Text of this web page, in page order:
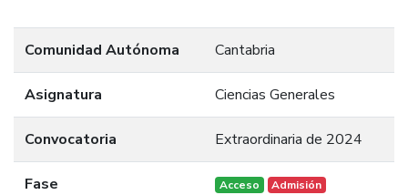
Comunidad Autónoma Cantabria
Asignatura Ciencias Generales
Convocatoria Extraordinaria de 2024
Fase Acceso Admisión